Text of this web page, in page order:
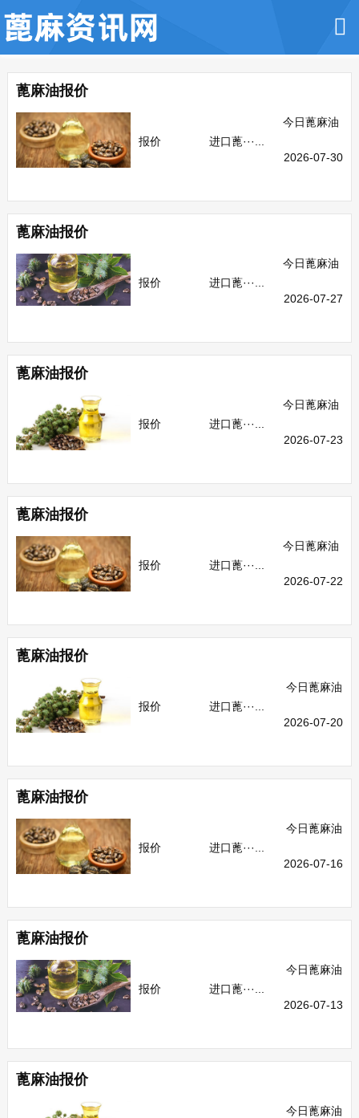
蓖麻油报价
今日蓖麻油
报价 进口蓖···...
2026-07-30
蓖麻油报价
今日蓖麻油
报价 进口蓖···...
2026-07-27
蓖麻油报价
今日蓖麻油
报价 进口蓖···...
2026-07-23
蓖麻油报价
今日蓖麻油
报价 进口蓖···...
2026-07-22
蓖麻油报价
今日蓖麻油
报价 进口蓖···...
2026-07-20
蓖麻油报价
今日蓖麻油
报价 进口蓖···...
2026-07-16
蓖麻油报价
今日蓖麻油
报价 进口蓖···...
2026-07-13
蓖麻油报价
今日蓖麻油